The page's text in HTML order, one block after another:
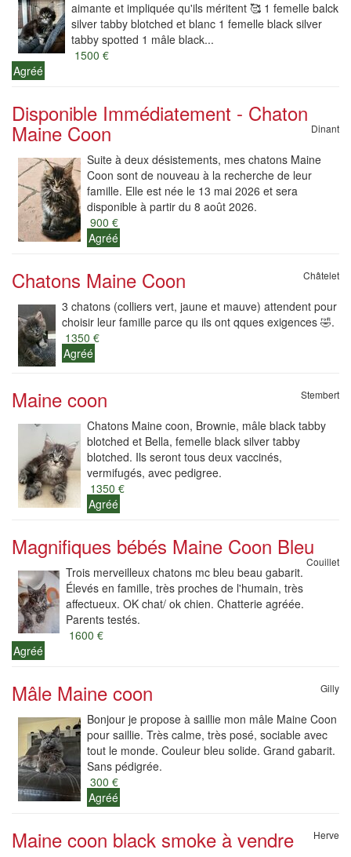
aimante et impliquée qu'ils méritent 🥰 1 femelle balck
silver tabby blotched et blanc 1 femelle black silver
tabby spotted 1 mâle black...
1500 €
Agréé
Disponible Immédiatement - Chaton
Maine Coon Dinant
Suite à deux désistements, mes chatons Maine
Coon sont de nouveau à la recherche de leur
famille. Elle est née le 13 mai 2026 et sera
disponible à partir du 8 août 2026.
900 €
Agréé
Chatons Maine Coon Châtelet
3 chatons (colliers vert, jaune et mauve) attendent pour
choisir leur famille parce qu ils ont qques exigences 🤣.
1350 €
Agréé
Maine coon Stembert
Chatons Maine coon, Brownie, mâle black tabby
blotched et Bella, femelle black silver tabby
blotched. Ils seront tous deux vaccinés,
vermifugés, avec pedigree.
1350 €
Agréé
Magnifiques bébés Maine Coon Bleu
Couillet
Trois merveilleux chatons mc bleu beau gabarit.
Élevés en famille, très proches de l'humain, très
affectueux. OK chat/ ok chien. Chatterie agréée.
Parents testés.
1600 €
Agréé
Mâle Maine coon Gilly
Bonjour je propose à saillie mon mâle Maine Coon
pour saillie. Très calme, très posé, sociable avec
tout le monde. Couleur bleu solide. Grand gabarit.
Sans pédigrée.
300 €
Agréé
Maine coon black smoke à vendre Herve